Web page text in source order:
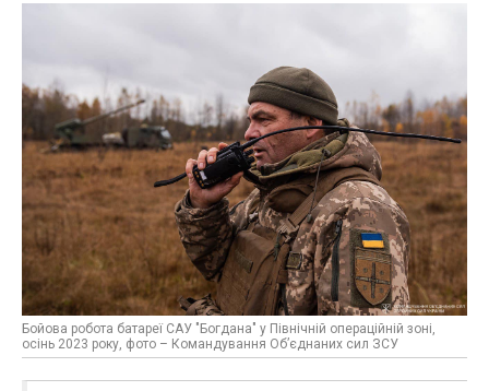
Бойова робота батареї САУ "Богдана" у Північній операційній зоні,
осінь 2023 року, фото – Командування Об’єднаних сил ЗСУ